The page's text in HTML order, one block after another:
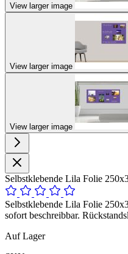
View larger image
View larger image
View larger image
Selbstklebende Lila Folie
Selbstklebende Lila Folie
sofort beschreibbar.
Auf Lager